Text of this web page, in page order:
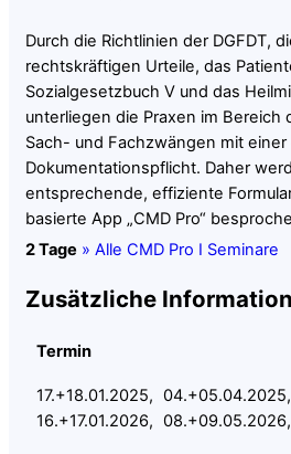
Durch die Richtlinien der DGFDT,
rechtskräftigen Urteile, das
Sozialgesetzbuch V und das
unterliegen die Praxen im Bereich
Sach- und Fachzwängen mit
Dokumentationspflicht. Daher
entsprechende, effiziente
basierte App „CMD Pro“
2 Tage » Alle CMD Pro I Seminare
Zusätzliche
Termin
17.+18.01.2025,
16.+17.01.2026,